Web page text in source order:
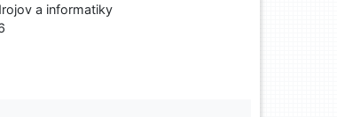
a informatiky